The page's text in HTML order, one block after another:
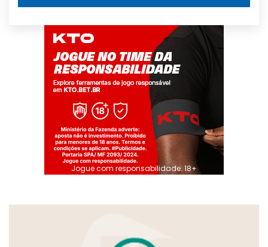
Jogue com responsabilidade. 18+